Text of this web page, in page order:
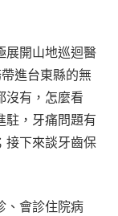
展開山地巡迴醫
進台東縣的無
沒有，怎麼看
駐，牙痛問題有
接下來談牙齒保
、會診住院病